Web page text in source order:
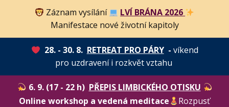
Záznam vysílání
LVÍ BRÁNA 2026
Manifestace nové životní kapitoly
28. - 30. 8. RETREAT PRO PÁRY- víkend
pro uzdravení i rozkvět vztahu
6. 9. (17 - 22 h) PŘEPIS LIMBICKÉHO OTISKU
Online workshop a vedená meditace
Rozpusť